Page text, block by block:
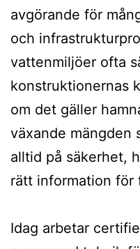
avgörande för
och
vattenmiljöer ofta
konstruktionernas
om det gäller
växande mängden
alltid på säkerhet,
rätt information för
Idag arbetar